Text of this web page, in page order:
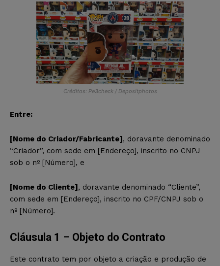
Créditos: Pe3check / Depositphotos
Entre:
[Nome do Criador/Fabricante] , doravante denominado
“Criador”, com sede em [Endereço], inscrito no CNPJ
sob o nº [Número], e
[Nome do Cliente] , doravante denominado “Cliente”,
com sede em [Endereço], inscrito no CPF/CNPJ sob o
nº [Número].
Cláusula 1 – Objeto do Contrato
Este contrato tem por objeto a criação e produção de